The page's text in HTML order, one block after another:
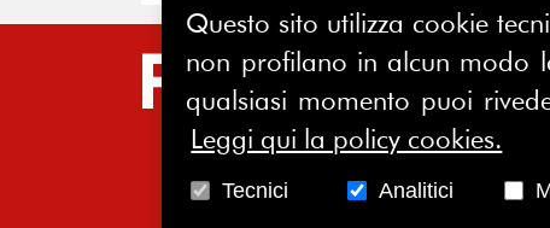
SITE
Questo sito utilizza cookie
non profilano in alcun modo
qualsiasi momento puoi
Leggi qui la policy cookies.
Tecnici Analitici